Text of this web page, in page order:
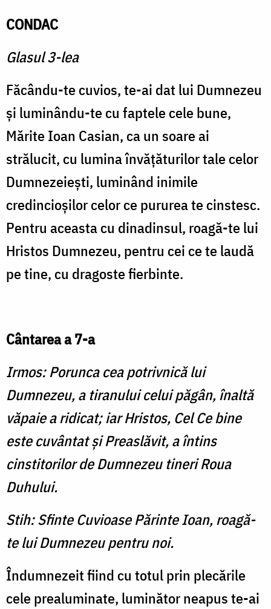
CONDAC
Glasul 3-lea
Făcându-te cuvios, te-ai dat lui Dumnezeu
şi luminându-te cu faptele cele bune,
Mărite Ioan Casian, ca un soare ai
strălucit, cu lumina învăţăturilor tale celor
Dumnezeieşti, luminând inimile
credincioşilor celor ce pururea te cinstesc.
Pentru aceasta cu dinadinsul, roagă-te lui
Hristos Dumnezeu, pentru cei ce te laudă
pe tine, cu dragoste fierbinte.
Cântarea a 7-a
Irmos: Porunca cea potrivnică lui
Dumnezeu, a tiranului celui păgân, înaltă
văpaie a ridicat; iar Hristos, Cel Ce bine
este cuvântat şi Preaslăvit, a întins
cinstitorilor de Dumnezeu tineri Roua
Duhului.
Stih: Sfinte Cuvioase Părinte Ioan, roagă-
te lui Dumnezeu pentru noi.
Îndumnezeit fiind cu totul prin plecările
cele prealuminate, luminător neapus te-ai